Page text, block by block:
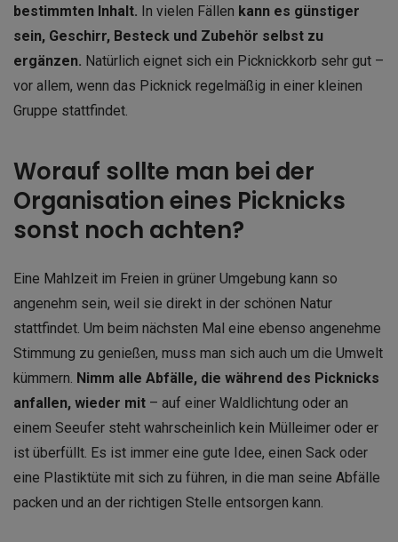
bestimmten Inhalt. In vielen Fällen kann es günstiger
sein, Geschirr, Besteck und Zubehör selbst zu
ergänzen. Natürlich eignet sich ein Picknickkorb sehr gut –
vor allem, wenn das Picknick regelmäßig in einer kleinen
Gruppe stattfindet.
Worauf sollte man bei der
Organisation eines Picknicks
sonst noch achten?
Eine Mahlzeit im Freien in grüner Umgebung kann so
angenehm sein, weil sie direkt in der schönen Natur
stattfindet. Um beim nächsten Mal eine ebenso angenehme
Stimmung zu genießen, muss man sich auch um die Umwelt
kümmern. Nimm alle Abfälle, die während des Picknicks
anfallen, wieder mit – auf einer Waldlichtung oder an
einem Seeufer steht wahrscheinlich kein Mülleimer oder er
ist überfüllt. Es ist immer eine gute Idee, einen Sack oder
eine Plastiktüte mit sich zu führen, in die man seine Abfälle
packen und an der richtigen Stelle entsorgen kann.